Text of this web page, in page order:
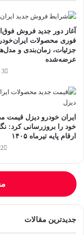
آغاز دور جدید فروش
فوری محصولات
جزئیات، زمان‌بندی و
عرضه‌شده
3 هفته پیش
ایران خودرو دیزل قیمت
خود را بروزرسانی کرد:
ارقام پایه تیرماه ۱۴۰۵
جدیدترین مقالات